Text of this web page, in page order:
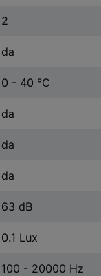
2
da
0 - 40 °C
da
da
da
63 dB
0.1 Lux
100 - 20000 Hz